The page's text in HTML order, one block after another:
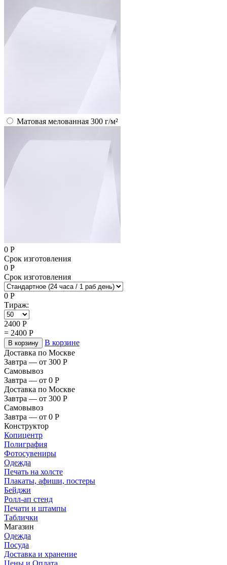
Матовая мелованная 300 г/м²
0 Р
Срок изготовления
0 Р
Срок изготовления
0 Р
Тираж:
2400 Р
= 2400 Р
В корзину
В корзине
Доставка по Москве
Завтра — от 300 Р
Самовывоз
Завтра — от 0 Р
Доставка по Москве
Завтра — от 300 Р
Самовывоз
Завтра — от 0 Р
Конструктор
Копицентр
Полиграфия
Фотосувениры
Одежда
Печать на холсте
Плакаты, афиши, постеры
Бейджи
Ролл-ап стенд
Печати и штампы
Таблички
Магазин
Одежда
Посуда
Доставка и хранение
Цены и Оплата